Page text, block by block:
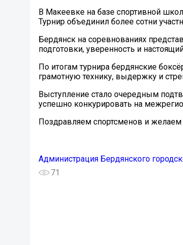
В Макеевке на базе спортивной
Турнир объединил более сотни
Бердянск на соревнованиях
подготовки, уверенность и
По итогам турнира бердянские
грамотную технику, выдержку и
Выступление стало очередным
успешно конкурировать на
Поздравляем спортсменов и
Администрация Бердянского
71